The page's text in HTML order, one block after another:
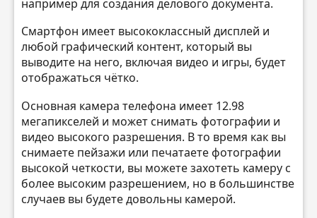
например для создания делового документа.
Смартфон имеет высококлассный дисплей и
любой графический контент, который вы
выводите на него, включая видео и игры, будет
отображаться чётко.
Основная камера телефона имеет 12.98
мегапикселей и может снимать фотографии и
видео высокого разрешения. В то время как вы
снимаете пейзажи или печатаете фотографии
высокой четкости, вы можете захотеть камеру с
более высоким разрешением, но в большинстве
случаев вы будете довольны камерой.